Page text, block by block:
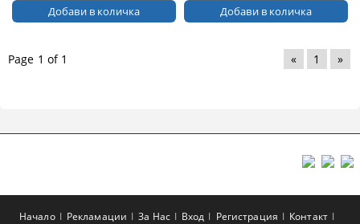
Page 1 of 1 « 1 »
Начало Рекламации За Нас Вход Регистрация Контакт